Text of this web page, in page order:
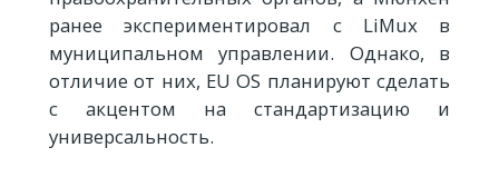
ранее экспериментировал с LiMux в
муниципальном управлении. Однако, в
отличие от них, EU OS планируют сделать
с акцентом на стандартизацию и
универсальность.